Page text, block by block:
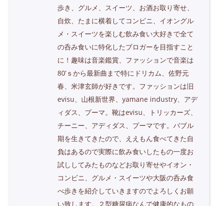
歩き、グルメ、スイーツ、お酒お取り寄せ、
自炊、たまに横着してコンビニ、イオングル
メ・スイーツを楽しむ飲み食い大好きで全て
の呑み食いに特化したブロガーを目指すこと
に！趣味は音楽鑑賞、ファッションで音楽は
80’ｓから最新曲まで特にドリカム、佐野元
春、米津玄師が好きです。ファッションは旧
evisu、山根新世界、yamane industry、アデ
ィダス、プーマ。靴はevisu、トリッカーズ、
チーニー、アディダス、プーマです。バブル
期を生きてきたので、ええもん食べてきた自
負はあるので実際に飲み食いしたもの一度お
試ししてみたものなどお取り寄せやイオン・
コンビニ、グルメ・スイーツや大阪の呑み食
べ歩きを紹介していきますのでよろしくお願
い致します。２型糖尿病なんで健康的なもの